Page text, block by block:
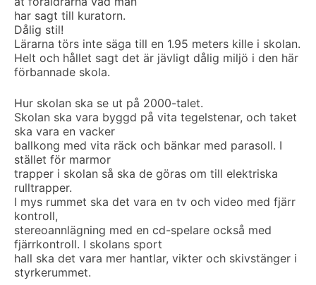
har sagt till kuratorn.
Dålig stil!
Lärarna törs inte säga till en 1.95 meters kille i skolan.
Helt och hållet sagt det är jävligt dålig miljö i den här
förbannade skola.
Hur skolan ska se ut på 2000-talet.
Skolan ska vara byggd på vita tegelstenar, och taket
ska vara en vacker
ballkong med vita räck och bänkar med parasoll. I
stället för marmor
trapper i skolan så ska de göras om till elektriska
rulltrapper.
I mys rummet ska det vara en tv och video med fjärr
kontroll,
stereoannlägning med en cd-spelare också med
fjärrkontroll. I skolans sport
hall ska det vara mer hantlar, vikter och skivstänger i
styrkerummet.